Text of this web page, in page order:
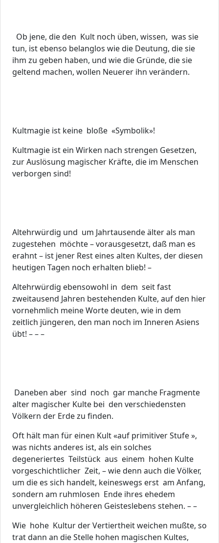
Ob jene, die den Kult noch üben, wissen, was sie
tun, ist ebenso belanglos wie die Deutung, die sie
ihm zu geben haben, und wie die Gründe, die sie
geltend machen, wollen Neuerer ihn verändern.
Kultmagie ist keine bloße «Symbolik»!
Kultmagie ist ein Wirken nach strengen Gesetzen,
zur Auslösung magischer Kräfte, die im Menschen
verborgen sind!
Altehrwürdig und um Jahrtausende älter als man
zugestehen möchte – vorausgesetzt, daß man es
erahnt – ist jener Rest eines alten Kultes, der diesen
heutigen Tagen noch erhalten blieb! –
Altehrwürdig ebensowohl in dem seit fast
zweitausend Jahren bestehenden Kulte, auf den hier
vornehmlich meine Worte deuten, wie in dem
zeitlich jüngeren, den man noch im Inneren Asiens
übt! – – –
Daneben aber sind noch gar manche Fragmente
alter magischer Kulte bei den verschiedensten
Völkern der Erde zu finden.
Oft hält man für einen Kult «auf primitiver Stufe »,
was nichts anderes ist, als ein solches
degeneriertes Teilstück aus einem hohen Kulte
vorgeschichtlicher Zeit, – wie denn auch die Völker,
um die es sich handelt, keineswegs erst am Anfang,
sondern am ruhmlosen Ende ihres ehedem
unvergleichlich höheren Geisteslebens stehen. – –
Wie hohe Kultur der Vertiertheit weichen mußte, so
trat dann an die Stelle hohen magischen Kultes,